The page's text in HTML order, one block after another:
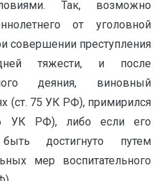
Так, возможно
от уголовной
совершении преступления
тяжести, и после
деяния, виновный
(ст. 75 УК РФ), примирился
УК РФ), либо если его
достигнуто путем
мер воспитательного